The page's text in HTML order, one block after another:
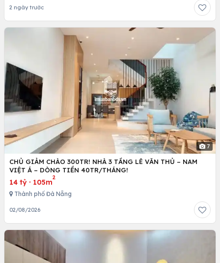
2 ngày trước
7
CHỦ GIẢM CHÀO 300TR! NHÀ 3 TẦNG LÊ VĂN THỦ – NAM
VIỆT Á – DÒNG TIỀN 40TR/THÁNG!
14 tỷ · 105m
2
Thành phố Đà Nẵng
02/08/2026